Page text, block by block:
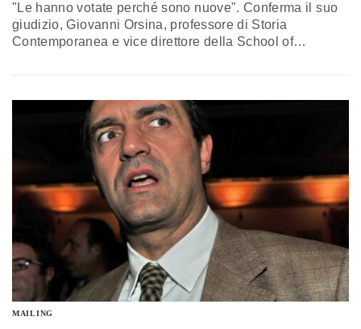
"Le hanno votate perché sono nuove". Conferma il suo
giudizio, Giovanni Orsina, professore di Storia
Contemporanea e vice direttore della School of
candidate M5s, Chiara Appendino a Torino e Virginia
Raggi a Roma. Dunque il Rottamatore finì rottamato?…
MAILING